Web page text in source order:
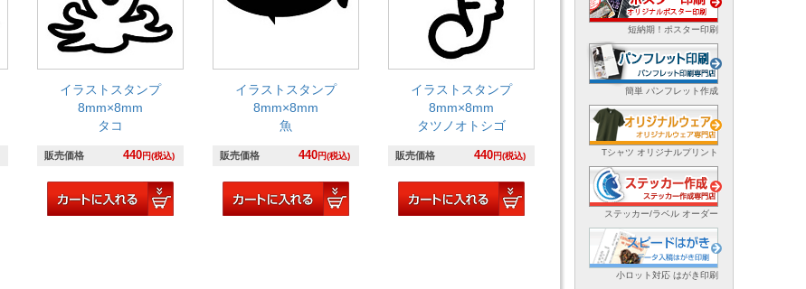
イラストスタンプ
8mm×8mm
タコ
販売価格 440円(税込)
イラストスタンプ
8mm×8mm
魚
販売価格 440円(税込)
イラストスタンプ
8mm×8mm
タツノオトシゴ
販売価格 440円(税込)
短納期！ポスター印刷
簡単 パンフレット作成
Tシャツ オリジナルプリント
ステッカー/ラベル オーダー
小ロット対応 はがき印刷